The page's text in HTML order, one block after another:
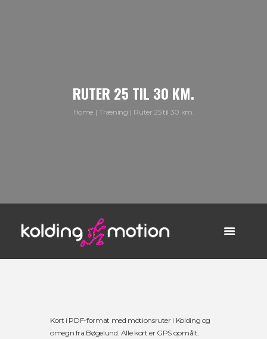
RUTER 25 TIL 30 KM.
Home Træning Ruter 25 til 30 km.
Kort i PDF-format med motionsruter i Kolding og
omegn fra Bøgelund. Alle kort er GPS opmålt.